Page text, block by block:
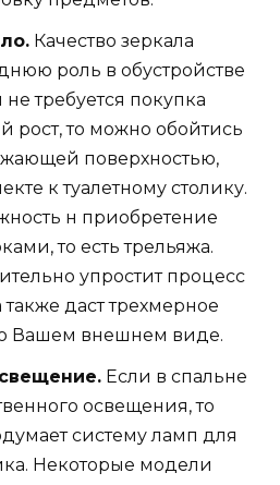
Качество зеркала
роль в обустройстве
требуется покупка
рост, то можно обойтись
поверхностью,
к туалетному столику.
н приобретение
то есть трельяжа.
упростит процесс
даст трехмерное
Вашем внешнем виде.
Если в спальне
освещения, то
систему ламп для
Некоторые модели